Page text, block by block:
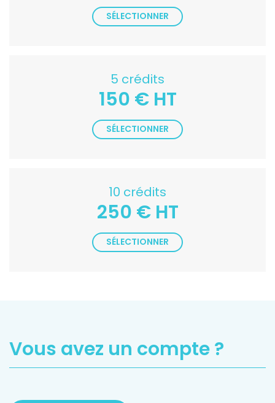
SÉLECTIONNER
5 crédits
150 € HT
SÉLECTIONNER
10 crédits
250 € HT
SÉLECTIONNER
Vous avez un compte ?